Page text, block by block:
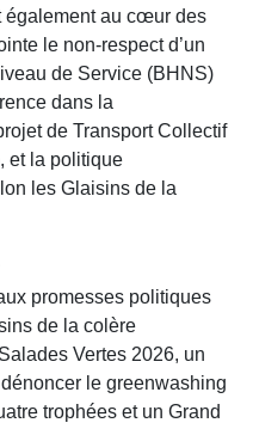
également au cœur des
le non-respect d’un
de Service (BHNS)
dans la
de Transport Collectif
et la politique
les Glaisins de la
promesses politiques
de la colère
Vertes 2026, un
le greenwashing
trophées et un Grand